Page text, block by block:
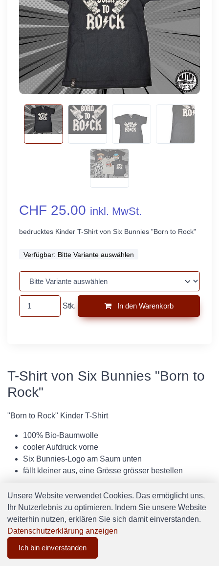
Menu
CHF 25.00 inkl. MwSt.
bedrucktes Kinder T-Shirt von Six Bunnies "Born to Rock"
Verfügbar: Bitte Variante auswählen
Stk. In den Warenkorb
T-Shirt von Six Bunnies "Born to
Rock"
"Born to Rock" Kinder T-Shirt
100% Bio-Baumwolle
cooler Aufdruck vorne
Six Bunnies-Logo am Saum unten
fällt kleiner aus, eine Grösse grösser bestellen
Unsere Website verwendet Cookies. Das ermöglicht uns,
Ihr Nutzerlebnis zu optimieren. Indem Sie unsere Website
weiterhin nutzen, erklären Sie sich damit einverstanden.
Datenschutzerklärung anzeigen
Ich bin einverstanden